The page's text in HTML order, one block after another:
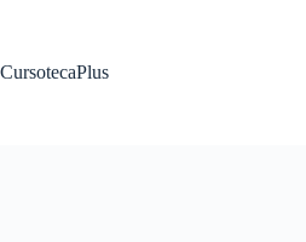
CursotecaPlus